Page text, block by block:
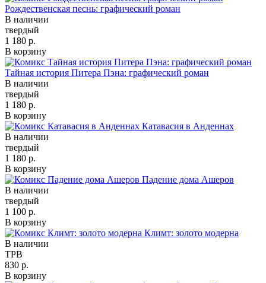
Рождественская песнь: графический роман
В наличии
твердый
1 180 р.
В корзину
Тайная история Питера Пэна: графический роман
В наличии
твердый
1 180 р.
В корзину
Катавасия в Анденнах
В наличии
твердый
1 180 р.
В корзину
Падение дома Ашеров
В наличии
твердый
1 100 р.
В корзину
Климт: золото модерна
В наличии
TPB
830 р.
В корзину